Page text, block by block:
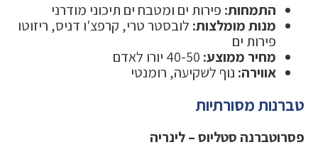
התמחות: פירות ים ומטבח ים תיכוני מודרני
מנות מומלצות: לובסטר טרי, קרפצ'ו דניס, ריזוטו
פירות ים
מחיר ממוצע:
אווירה: נוף לשקיעה, רומנטי
טברנות מסורתיות
פסרוטברנה סטליוס – לינריה